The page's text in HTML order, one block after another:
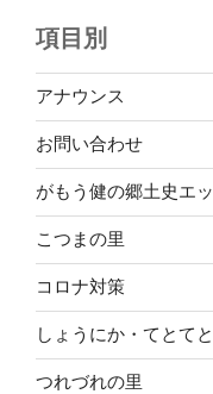
項目別
アナウンス
お問い合わせ
がもう健の郷土史エ
こつまの里
コロナ対策
しょうにか・てとてと
つれづれの里